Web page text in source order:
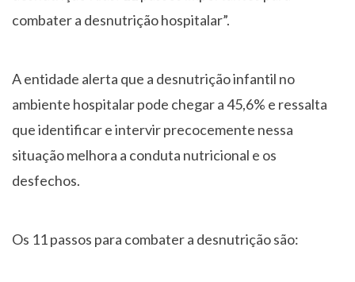
combater a desnutrição hospitalar”.
A entidade alerta que a desnutrição infantil no
ambiente hospitalar pode chegar a 45,6% e ressalta
que identificar e intervir precocemente nessa
situação melhora a conduta nutricional e os
desfechos.
Os 11 passos para combater a desnutrição são: